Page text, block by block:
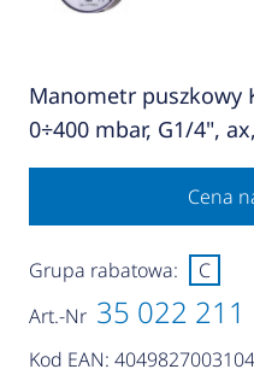
Manometr puszkowy
0÷400 mbar, G1/4",
Cena
Art.-Nr 35 022 211
Kod EAN: 4049827003104
Grupa rabatowa: C